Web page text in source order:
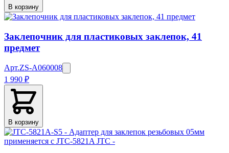
В корзину
Заклепочник для пластиковых заклепок, 41
предмет
Арт.ZS-A060008
1 990 ₽
В корзину